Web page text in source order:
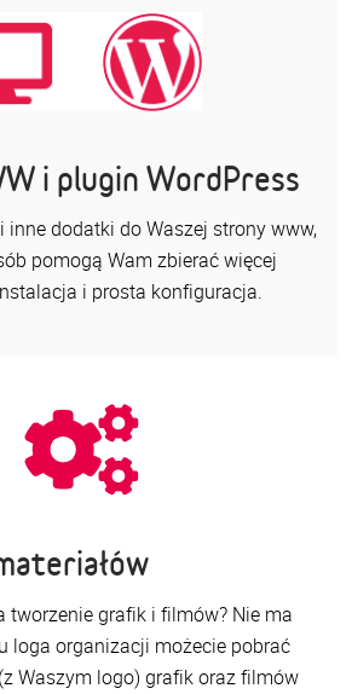
i plugin WordPress
inne dodatki do Waszej strony www,
pomogą Wam zbierać więcej
i prosta konfiguracja.
tworzenie grafik i filmów? Nie ma
loga organizacji możecie pobrać
Waszym logo) grafik oraz filmów